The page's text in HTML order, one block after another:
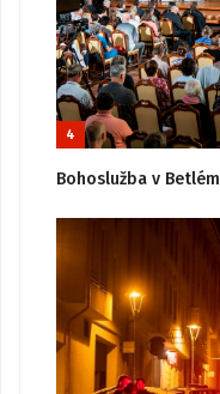
4
Bohoslužba v